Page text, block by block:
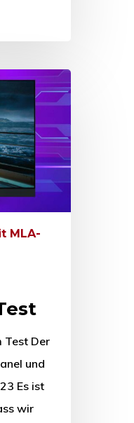
MLA-
Test Der
und
Es ist
wir